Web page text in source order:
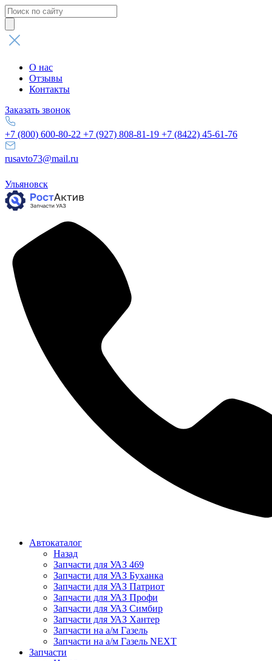
Поиск
товаров
О нас
Отзывы
Контакты
Заказать звонок
+7 (800) 600-80-22 +7 (927) 808-81-19 +7 (8422) 45-61-76
rusavto73@mail.ru
Ульяновск
Автокаталог
Назад
Запчасти для УАЗ 469
Запчасти для УАЗ Буханка
Запчасти для УАЗ Патриот
Запчасти для УАЗ Профи
Запчасти для УАЗ Симбир
Запчасти для УАЗ Хантер
Запчасти на а/м Газель
Запчасти на а/м Газель NEXT
Запчасти